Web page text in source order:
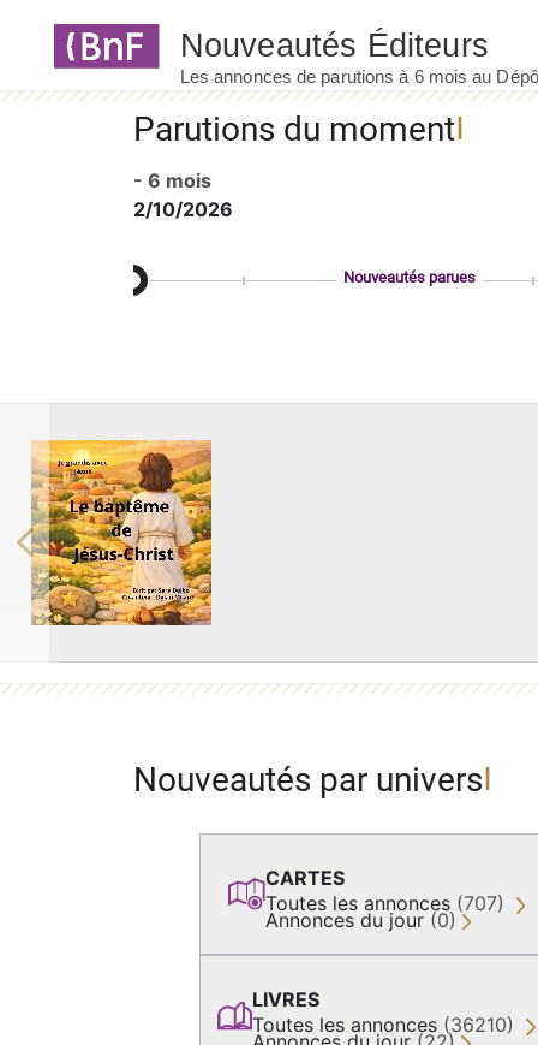
Parutions du moment
- 6 mois
2/10/2026
Nouveautés parues
Previous
Nouveautés par univers
CARTES
Toutes les annonces (707)
Annonces du jour (0)
LIVRES
Toutes les annonces (36210)